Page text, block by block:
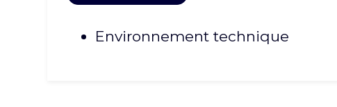
Environnement technique